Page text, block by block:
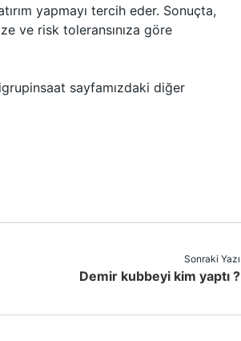
yapmayı tercih eder. Sonuçta,
ve risk toleransınıza göre
sayfamızdaki diğer
Sonraki Yazı
Demir kubbeyi kim yaptı ?